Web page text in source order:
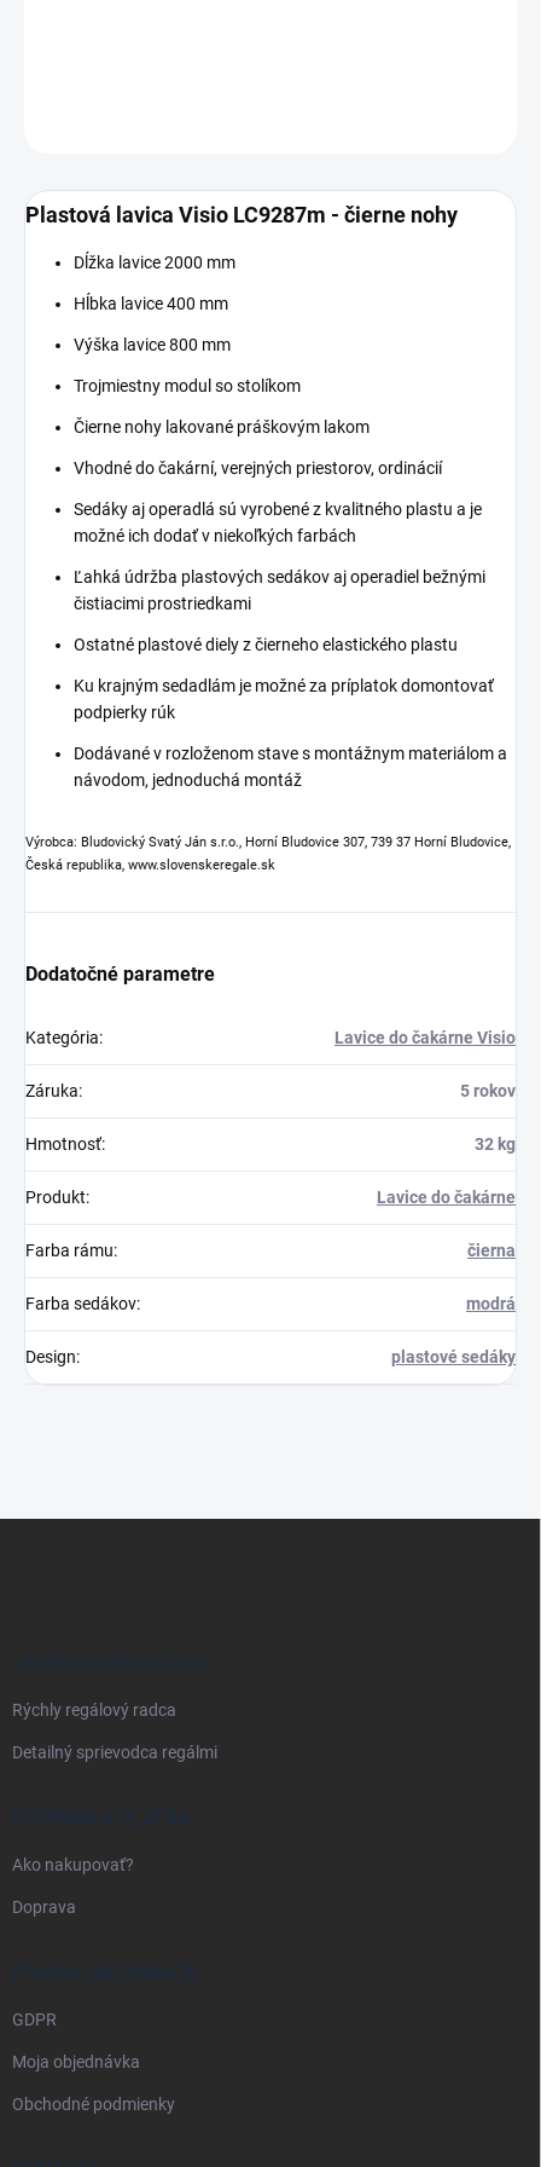
Plastová lavica Visio LC9287m - čierne nohy
Dĺžka lavice 2000 mm
Hĺbka lavice 400 mm
Výška lavice 800 mm
Trojmiestny modul so stolíkom
Čierne nohy lakované práškovým lakom
Vhodné do čakární, verejných priestorov, ordinácií
Sedáky aj operadlá sú vyrobené z kvalitného plastu a je
možné ich dodať v niekoľkých farbách
Ľahká údržba plastových sedákov aj operadiel bežnými
čistiacimi prostriedkami
Ostatné plastové diely z čierneho elastického plastu
Ku krajným sedadlám je možné za príplatok domontovať
podpierky rúk
Dodávané v rozloženom stave s montážnym materiálom a
návodom, jednoduchá montáž
Výrobca: Bludovický Svatý Ján s.r.o., Horní Bludovice 307, 739 37 Horní Bludovice,
Česká republika, www.slovenskeregale.sk
Dodatočné parametre
Kategória: Lavice do čakárne Visio
Záruka: 5 rokov
Hmotnosť: 32 kg
Produkt: Lavice do čakárne
Farba rámu: čierna
Farba sedákov: modrá
Design: plastové sedáky
VŠETKO O REGÁLOCH
Rýchly regálový radca
Detailný sprievodca regálmi
DOPRAVA A PLATBA
Ako nakupovať?
Doprava
PRÁVNE INFORMÁCIE
GDPR
Moja objednávka
Obchodné podmienky